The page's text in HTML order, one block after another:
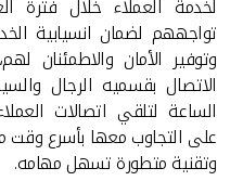
ألمانيا
ماليزيا
لخدمة العملاء خلال
تواجههم لضمان انسيابية
وتوفير الأمان والاطمئنان
الاتصال بقسميه الرجال
الساعة لتلقي اتصالات
على التجاوب معها بأسرع
وتقنية متطورة تسهل مهامه.